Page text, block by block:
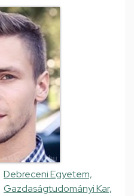
Debreceni Egyetem,
Gazdaságtudományi Kar,